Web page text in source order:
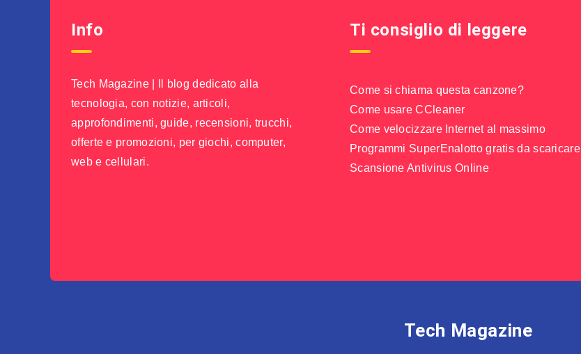
Info
Tech Magazine | Il blog dedicato alla
tecnologia, con notizie, articoli,
approfondimenti, guide, recensioni, trucchi,
offerte e promozioni, per giochi, computer,
web e cellulari.
Ti consiglio di leggere
Come si chiama questa canzone?
Come usare CCleaner
Come velocizzare Internet al massimo
Programmi SuperEnalotto gratis da scaricare
Scansione Antivirus Online
Tech Magazine